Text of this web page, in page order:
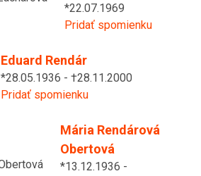
*22.07.1969
Pridať spomienku
Eduard Rendár
*28.05.1936 - †28.11.2000
Pridať spomienku
Mária Rendárová
Obertová
*13.12.1936 -